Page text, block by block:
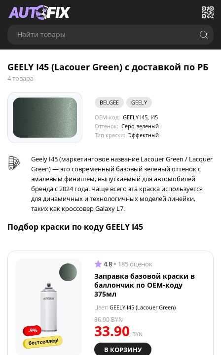
Найти товары
GEELY I45 (Lacouer Green) с доставкой по РБ
4 товара
BELGEE
GEELY
OEM-код: GEELY I45, I45
Оттенок: Серо-зеленый
Тип краски: Эффектный
Geely I45 (маркетинговое название Lacouer Green / Lacquer
Green) — это современный базовый зеленый оттенок с
эмалевым финишем, выпускаемый для автомобилей
бренда с 2024 года. Чаще всего эта краска используется
для динамичных и технологичных моделей линейки,
таких как кроссовер Galaxy L7.
Подбор краски по коду GEELY I45
-9%
бестселлер!
4.8 185 оценок
Заправка базовой краски в
баллончик по OEM-коду
375мл
Цвет: GEELY I45 (Lacouer Green)
33.90 BYN
36.90BYN
В КОРЗИНУ